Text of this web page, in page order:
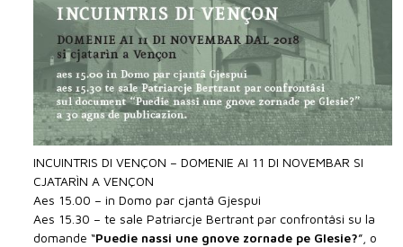
INCUINTRIS DI VENÇON – DOMENIE AI 11 DI NOVEMBAR SI
CJATARÌN A VENÇON
Aes 15.00 – in Domo par cjantâ Gjespui
Aes 15.30 – te sale Patriarcje Bertrant par confrontâsi su la
domande “Puedie nassi une gnove zornade pe Glesie?”, o